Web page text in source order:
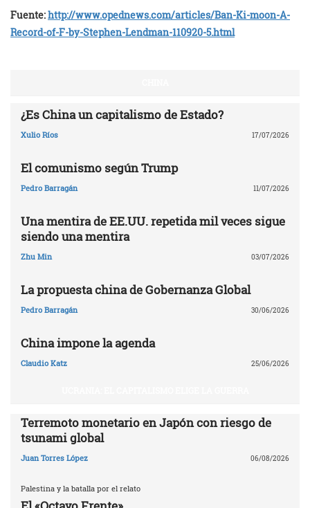
Fuente:http://www.opednews.com/articles/Ban-Ki-moon-A-
Record-of-F-by-Stephen-Lendman-110920-5.html
¿Es China un capitalismo de Estado?
Xulio Ríos 17/07/2026
El comunismo según Trump
Pedro Barragán 11/07/2026
Una mentira de EE.UU. repetida mil veces sigue
siendo una mentira
Zhu Min 03/07/2026
La propuesta china de Gobernanza Global
Pedro Barragán 30/06/2026
China impone la agenda
Claudio Katz 25/06/2026
Terremoto monetario en Japón con riesgo de
tsunami global
Juan Torres López 06/08/2026
Palestina y la batalla por el relato